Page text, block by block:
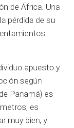
de África. Una
pérdida de su
apuesto y
según
Panamá) es
es
muy bien, y